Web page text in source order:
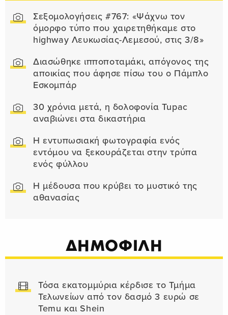
Σεξομολογήσεις #767: «Ψάχνω τον
όμορφο τύπο που χαιρετηθήκαμε στο
highway Λευκωσίας-Λεμεσού, στις 3/8»
Διασώθηκε ιπποποταμάκι, απόγονος της
αποικίας που άφησε πίσω του ο Πάμπλο
Εσκομπάρ
30 χρόνια μετά, η δολοφονία Tupac
αναβιώνει στα δικαστήρια
Η εντυπωσιακή φωτογραφία ενός
εντόμου να ξεκουράζεται στην τρύπα
ενός φύλλου
Η μέδουσα που κρύβει το μυστικό της
αθανασίας
ΔΗΜΟΦΙΛΗ
Τόσα εκατομμύρια κέρδισε το Τμήμα
Τελωνείων από τον δασμό 3 ευρώ σε
Temu και Shein